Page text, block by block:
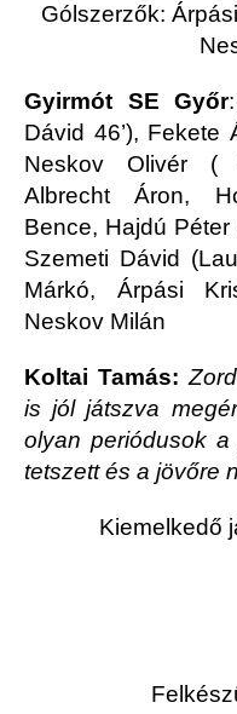
Gólszerzők:
Gyirmót SE Győr
Dávid 46’), Fekete
Neskov Olivér (
Albrecht Áron,
Bence, Hajdú Péter
Szemeti Dávid
Márkó, Árpási
Neskov Milán
Koltai Tamás:
is jól játszva
olyan periódusok
tetszett és a jövőre
Kiemelkedő